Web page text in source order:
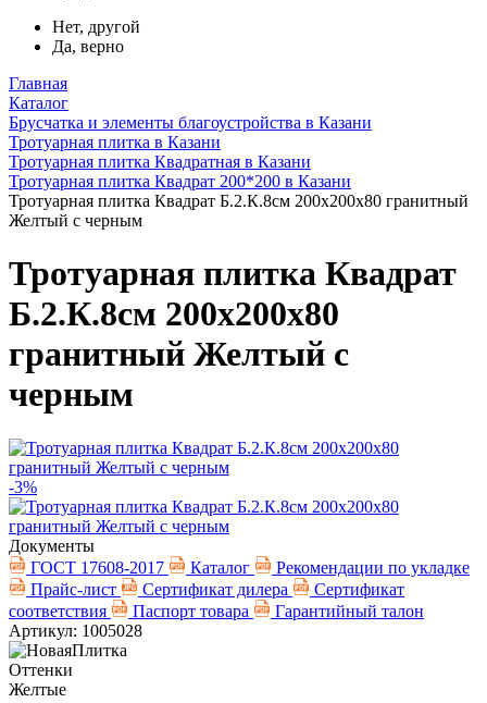
Нет, другой
Да, верно
Главная
Каталог
Брусчатка и элементы благоустройства в Казани
Тротуарная плитка в Казани
Тротуарная плитка Квадратная в Казани
Тротуарная плитка Квадрат 200*200 в Казани
Тротуарная плитка Квадрат Б.2.К.8см 200х200х80 гранитный
Желтый с черным
Тротуарная плитка Квадрат
Б.2.К.8см 200х200х80
гранитный Желтый с
черным
-3%
Документы
ГОСТ 17608-2017
Каталог
Рекомендации по укладке
Прайс-лист
Сертификат дилера
Сертификат
соответствия
Паспорт товара
Гарантийный талон
Артикул: 1005028
Оттенки
Желтые